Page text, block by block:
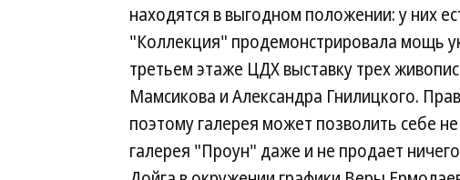
находятся в выгодном положении: у них
"Коллекция" продемонстрировала мощь
третьем этаже ЦДХ выставку трех
Мамсикова и Александра Гнилицкого.
поэтому галерея может позволить себе
галерея "Проун" даже и не продает